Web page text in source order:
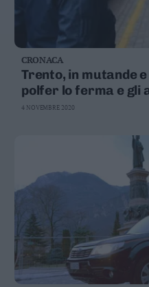
CRONACA
Trento, in mutande
polfer lo ferma e gli
4 NOVEMBRE 2020